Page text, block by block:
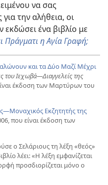
να σας
την αλήθεια, οι
ένα βιβλίο με
Πράγματι η Αγία Γραφή;
και τα Δύο Μαζί Μέχρι
του Ιεχωβά—Διαγγελείς της
έκδοση των Μαρτύρων του
—Μοναχικός Εκζητητής της
που είναι έκδοση των
ο Σελάριους τη λέξη «θεός»
λέει: «Η λέξη εμφανίζεται
προσδιορίζεται μόνο ο